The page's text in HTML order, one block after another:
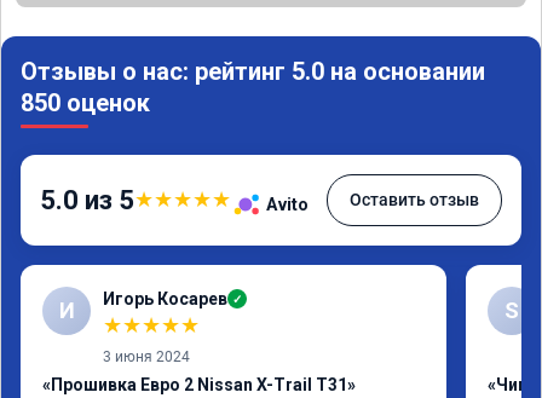
Отзывы о нас: рейтинг 5.0 на основании
850 оценок
5.0 из 5★★★★★ Avito Оставить отзыв
И Игорь Косарев ✓
★★★★★
3 июня 2024
«Прошивка Евро 2 Nissan X-Trail T31»
S
«Чип